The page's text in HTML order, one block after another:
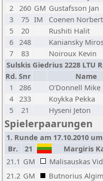
2 260 GM Gustafsson Jan
3
75 IM Coenen Norbert
5
20 Rushiti Halit
6 248 Kaniansky
7
83 Noiroux Kevin
Sulskis Giedrius 2228 LTU
Rd. Snr Name
1
286 O'Donnell Mike
4 233 Koykka Pekka
5
21 Hyseni Jeton
Spielerpaarungen
1. Runde am 17.10.2010
Br.
21 Margiris
21.1 GM Malisauskas
21.2 GM Butnorius